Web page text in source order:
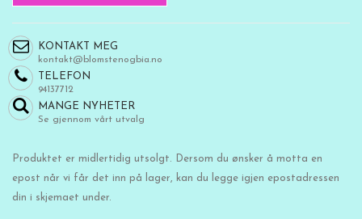
KONTAKT MEG
kontakt@blomstenogbia.no
TELEFON
94137712
MANGE NYHETER
Se gjennom vårt utvalg
Produktet er midlertidig utsolgt. Dersom du ønsker å motta en
epost når vi får det inn på lager, kan du legge igjen epostadressen
din i skjemaet under.